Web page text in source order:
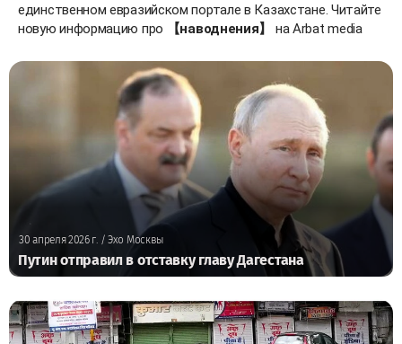
единственном евразийском портале в Казахстане. Читайте
новую информацию про
【наводнения】 на Arbat media
30 апреля 2026 г./ Эхо Москвы
Путин отправил в отставку главу Дагестана